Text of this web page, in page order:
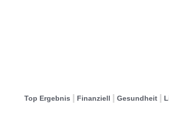
Top Ergebnis Finanziell Gesundheit